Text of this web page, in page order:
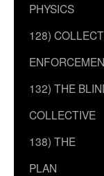
PHYSICS
128)
132) THE
COLLECTIVE
138) THE
PLAN